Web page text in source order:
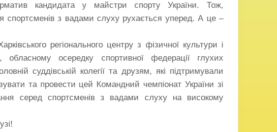
кандидата у майстри спорту України. Тож,
спортсменів з вадами слуху рухається уперед. А це –
регіонального центру з фізичної культури і
осередку спортивної федерації глухих
суддівській колегії та друзям, які підтримували
та провести цей Командний чемпіонат України зі
серед спортсменів з вадами слуху на високому